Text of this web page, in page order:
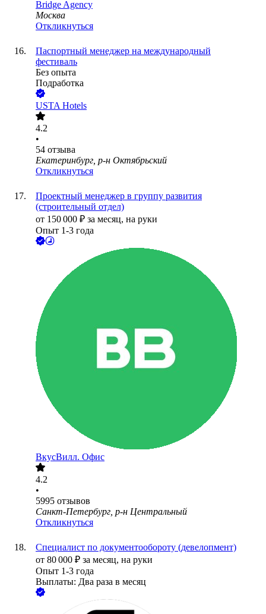
Bridge Agency
Москва
Откликнуться
Паспортный менеджер на международный
фестиваль
Без опыта
Подработка
USTA Hotels
4.2
•
54 отзыва
Екатеринбург, р-н Октябрьский
Откликнуться
Проектный менеджер в группу развития
(строительный отдел)
от 150 000 ₽ за месяц, на руки
Опыт 1-3 года
ВкусВилл. Офис
4.2
•
5995 отзывов
Санкт-Петербург, р-н Центральный
Откликнуться
Специалист по документообороту (девелопмент)
от 80 000 ₽ за месяц, на руки
Опыт 1-3 года
Выплаты: Два раза в месяц